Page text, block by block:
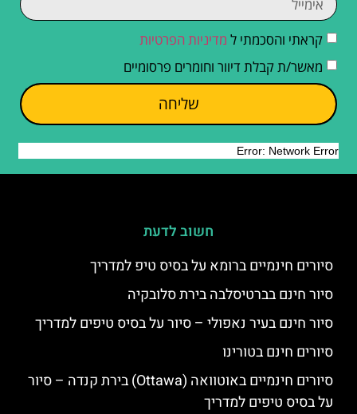
קראתי והסכמתי ל מדיניות הפרטיות
מאשר/ת קבלת דיוור וחומרים פרסומיים
שליחה
חשוב לדעת
סיורים חינמיים ברומא על בסיס טיפ למדריך
סיור חינם בברטיסלבה בירת סלובקיה
סיור חינם בעיר נאפולי – סיור על בסיס טיפים למדריך
סיורים חינם בטורינו
סיורים חינמיים באוטוואה (Ottawa) בירת קנדה – סיור
על בסיס טיפים למדריך